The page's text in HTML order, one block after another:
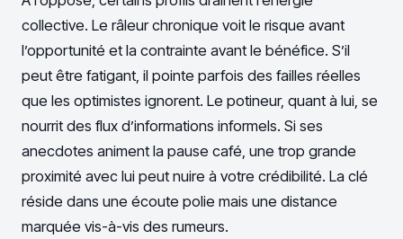
collective. Le râleur chronique voit le risque avant
l’opportunité et la contrainte avant le bénéfice. S’il
peut être fatigant, il pointe parfois des failles réelles
que les optimistes ignorent. Le potineur, quant à lui, se
nourrit des flux d’informations informels. Si ses
anecdotes animent la pause café, une trop grande
proximité avec lui peut nuire à votre crédibilité. La clé
réside dans une écoute polie mais une distance
marquée vis-à-vis des rumeurs.